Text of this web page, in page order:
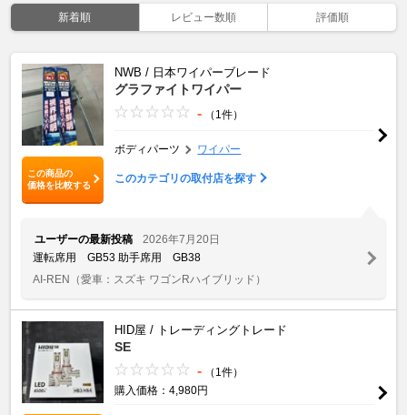
新着順 レビュー数順 評価順
この商品の
価格を比較する
NWB / 日本ワイパーブレード
グラファイトワイパー
- （1件）
ボディパーツ ワイパー
このカテゴリの取付店を探す
ユーザーの最新投稿
2026年7月20日
運転席用 GB53 助手席用 GB38
AI-REN （愛車：スズキ ワゴンRハイブリッド）
HID屋 / トレーディングトレード
SE
-
（1件）
購入価格：4,980円